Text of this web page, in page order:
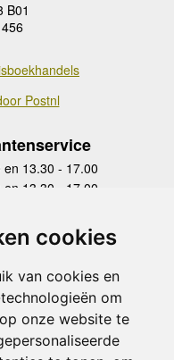
cookies
van cookies en
om
onze website te
B01
Postnl
13.30 - 17.00
13.30 - 17.00
en 13.30 - 17.00
en 13.30 - 17.00